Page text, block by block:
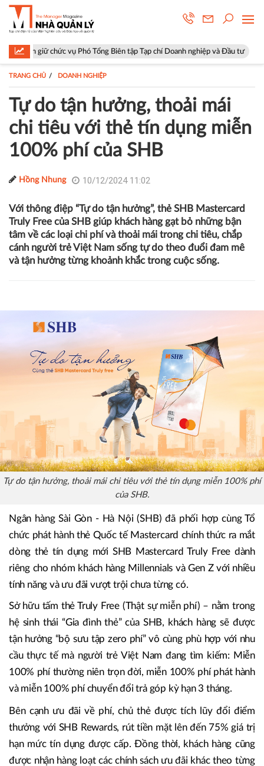
vụ Phó Tổng Biên tập Tạp chí Doanh nghiệp và Đầu tư Hà Nội:
TRANG CHỦ DOANH NGHIỆP
Tự do tận hưởng, thoải mái
chi tiêu với thẻ tín dụng miễn
100% phí của SHB
Hồng Nhung 10/12/2024 11:02
Với thông điệp “Tự do tận hưởng”, thẻ SHB Mastercard
Truly Free của SHB giúp khách hàng gạt bỏ những bận
tâm về các loại chi phí và thoải mái trong chi tiêu, chắp
cánh người trẻ Việt Nam sống tự do theo đuổi đam mê
và tận hưởng từng khoảnh khắc trong cuộc sống.
Tự do tận hưởng, thoải mái chi tiêu với thẻ tín dụng miễn 100% phí
của SHB.
Ngân hàng Sài Gòn - Hà Nội (SHB) đã phối hợp cùng Tổ
chức phát hành thẻ Quốc tế Mastercard chính thức ra mắt
dòng thẻ tín dụng mới SHB Mastercard Truly Free dành
riêng cho nhóm khách hàng Millennials và Gen Z với nhiều
tính năng và ưu đãi vượt trội chưa từng có.
Sở hữu tấm thẻ Truly Free (Thật sự miễn phí) – nằm trong
hệ sinh thái “Gia đình thẻ” của SHB, khách hàng sẽ được
tận hưởng “bộ sưu tập zero phí” vô cùng phù hợp với nhu
cầu thực tế mà người trẻ Việt Nam đang tìm kiếm: Miễn
100% phí thường niên trọn đời, miễn 100% phí phát hành
và miễn 100% phí chuyển đổi trả góp kỳ hạn 3 tháng.
Bên cạnh ưu đãi về phí, chủ thẻ được tích lũy đổi điểm
thưởng với SHB Rewards, rút tiền mặt lên đến 75% giá trị
hạn mức tín dụng được cấp. Đồng thời, khách hàng cũng
được nhận hàng loạt các chính sách ưu đãi khác theo từng